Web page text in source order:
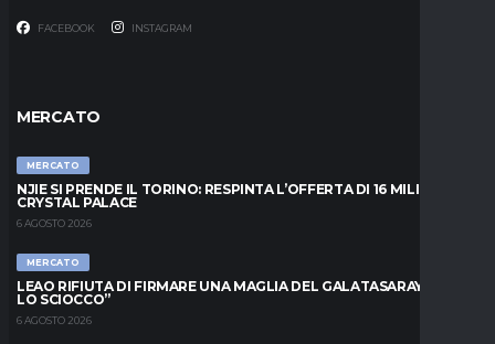
FACEBOOK INSTAGRAM
MERCATO
MERCATO
NJIE SI PRENDE IL TORINO: RESPINTA L’OFFERTA DI 16 MILIONI DAL
CRYSTAL PALACE
6 AGOSTO 2026
MERCATO
LEAO RIFIUTA DI FIRMARE UNA MAGLIA DEL GALATASARAY: “FAI
LO SCIOCCO”
6 AGOSTO 2026